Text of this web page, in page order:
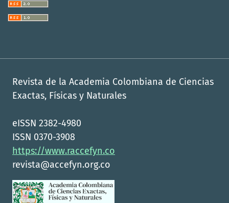
Revista de la Academia Colombiana de Ciencias
Exactas, Físicas y Naturales
eISSN 2382-4980
ISSN 0370-3908
https://www.raccefyn.co
revista@accefyn.org.co